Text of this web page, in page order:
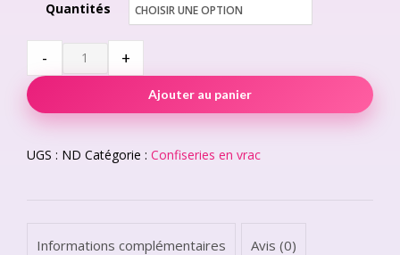
€ 1,50
€ 13,00
Quantités
Frogs
quantity
- +
Ajouter au panier
UGS : ND Catégorie : Confiseries en vrac
Informations complémentaires Avis (0)